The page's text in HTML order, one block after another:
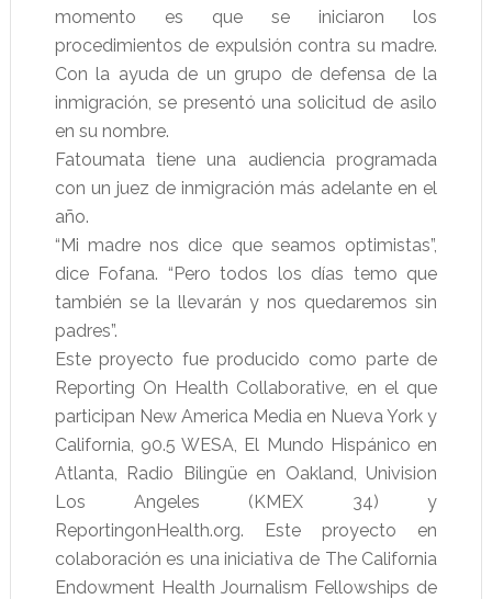
momento es que se iniciaron los
procedimientos de expulsión contra su madre.
Con la ayuda de un grupo de defensa de la
inmigración, se presentó una solicitud de asilo
en su nombre.
Fatoumata tiene una audiencia programada
con un juez de inmigración más adelante en el
año.
“Mi madre nos dice que seamos optimistas”,
dice Fofana. “Pero todos los días temo que
también se la llevarán y nos quedaremos sin
padres”.
Este proyecto fue producido como parte de
Reporting On Health Collaborative, en el que
participan New America Media en Nueva York y
California, 90.5 WESA, El Mundo Hispánico en
Atlanta, Radio Bilingüe en Oakland, Univision
Los Angeles (KMEX 34) y
ReportingonHealth.org. Este proyecto en
colaboración es una iniciativa de The California
Endowment Health Journalism Fellowships de